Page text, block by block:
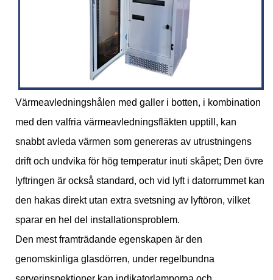
Värmeavledningshålen med galler i botten, i kombination
med den valfria värmeavledningsfläkten upptill, kan
snabbt avleda värmen som genereras av utrustningens
drift och undvika för hög temperatur inuti skåpet; Den övre
lyftringen är också standard, och vid lyft i datorrummet kan
den hakas direkt utan extra svetsning av lyftöron, vilket
sparar en hel del installationsproblem.
Den mest framträdande egenskapen är den
genomskinliga glasdörren, under regelbundna